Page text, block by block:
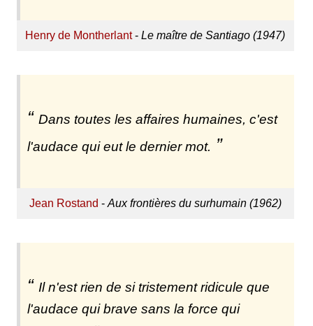
Henry de Montherlant-Le maître de Santiago (1947)
Dans toutes les affaires humaines, c'est
l'audace qui eut le dernier mot.
Jean Rostand - Aux frontières du surhumain (1962)
Il n'est rien de si tristement ridicule que
l'audace qui brave sans la force qui